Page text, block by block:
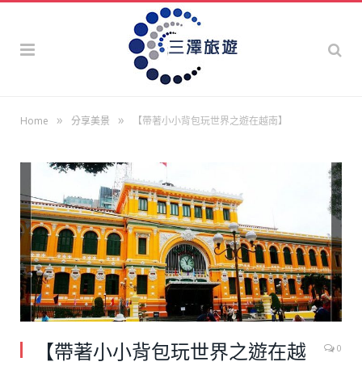
Home » 分享美景 » 【帶著小小背包玩世界之遊在越南】
【帶著小小背包玩世界之遊在越
0